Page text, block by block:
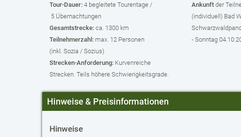
Tour-Dauer: 4 begleitete Tourentage /
5 Übernachtungen
Gesamtstrecke: ca. 1300 km
Teilnehmerzahl: max. 12 Personen
(inkl. Sozia / Sozius)
Strecken-Anforderung: Kurvenreiche
Strecken. Teils höhere Schwierigkeitsgrade.
Ankunft der
(individuell) Bad
- Sonntag
Hinweise & Preisinformationen
Hinweise